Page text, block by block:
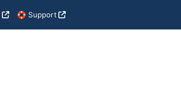
🛟 Support